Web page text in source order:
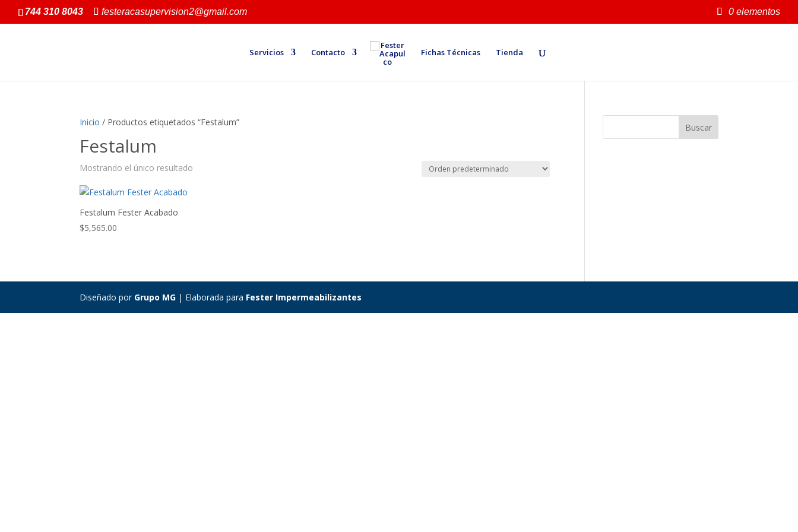
744 310 8043 festeracasupervision2@gmail.com 0 elementos
Servicios Contacto Fichas Técnicas Tienda
Inicio / Productos etiquetados “Festalum”
Festalum
Mostrando el único resultado
Festalum Fester Acabado
$5,565.00
Diseñado por Grupo MG | Elaborada para Fester Impermeabilizantes